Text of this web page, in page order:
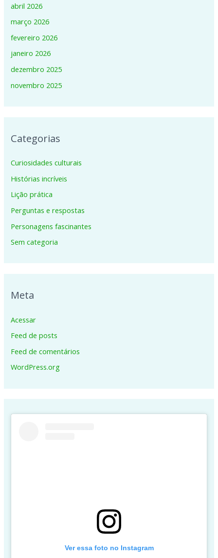
abril 2026
março 2026
fevereiro 2026
janeiro 2026
dezembro 2025
novembro 2025
Categorias
Curiosidades culturais
Histórias incríveis
Lição prática
Perguntas e respostas
Personagens fascinantes
Sem categoria
Meta
Acessar
Feed de posts
Feed de comentários
WordPress.org
Ver essa foto no Instagram